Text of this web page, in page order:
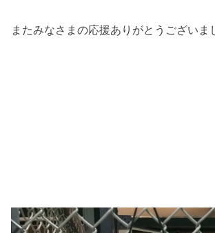
またみなさまの応援ありがとうございま